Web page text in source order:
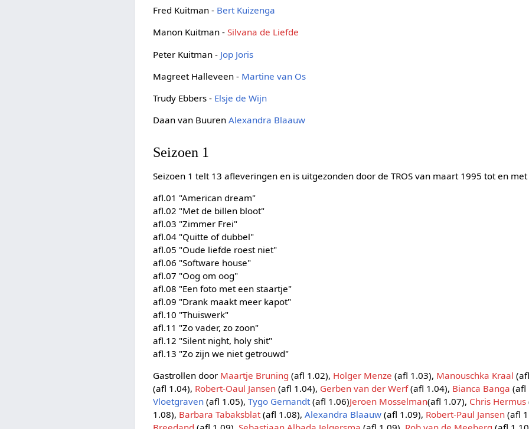
Fred Kuitman - Bert Kuizenga
Manon Kuitman -Silvana de Liefde
Peter Kuitman - Jop Joris
Magreet Halleveen - Martine van Os
Trudy Ebbers - Elsje de Wijn
Daan van BuurenAlexandra Blaauw
Seizoen 1
Seizoen 1 telt 13 afleveringen en is uitgezonden door de TROS van maart 1995 tot en
afl.01 "American dream"
afl.02 "Met de billen bloot"
afl.03 "Zimmer Frei"
afl.04 "Quitte of dubbel"
afl.05 "Oude liefde roest niet"
afl.06 "Software house"
afl.07 "Oog om oog"
afl.08 "Een foto met een staartje"
afl.09 "Drank maakt meer kapot"
afl.10 "Thuiswerk"
afl.11 "Zo vader, zo zoon"
afl.12 "Silent night, holy shit"
afl.13 "Zo zijn we niet getrouwd"
Gastrollen door Maartje Bruning (afl 1.02), Holger Menze (afl 1.03), Manouschka Kraal
(afl 1.04), Robert-Oaul Jansen (afl 1.04), Gerben van der Werf(afl 1.04), Bianca Banga (afl
Vloetgraven (afl 1.05),Tygo Gernandt(afl 1.06)Jeroen Mosselman(afl 1.07), Chris Hermus
1.08), Barbara Tabaksblat(afl 1.08),Alexandra Blaauw (afl 1.09), Robert-Paul Jansen (afl